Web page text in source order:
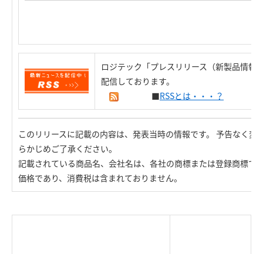
ロジテック「プレスリリース（新製品情報
配信しております。
■RSSとは・・・？
このリリースに記載の内容は、発表当時の情報です。 予告なく変
らかじめご了承ください。
記載されている商品名、会社名は、各社の商標または登録商標で
価格であり、消費税は含まれておりません。